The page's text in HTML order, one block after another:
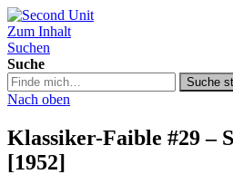
Second Unit
Zum Inhalt
Suchen
Suche
Suche
in
podcast.de/
Suche
Nach oben
Klassiker-Faible #29 –
[1952]